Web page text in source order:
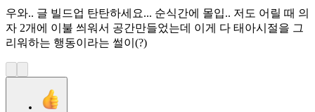
우와.. 글 빌드업 탄탄하세요... 순식간에 몰입.. 저도 어릴 때 의
자 2개에 이불 씌워서 공간만들었는데 이게 다 태아시절을 그
리워하는 행동이라는 썰이(?)